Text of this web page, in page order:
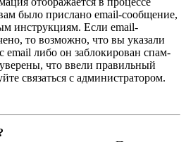
было прислано email-сообщение,
инструкциям. Если email-
то возможно, что вы указали
email либо он заблокирован спам-
что ввели правильный
связаться с администратором.